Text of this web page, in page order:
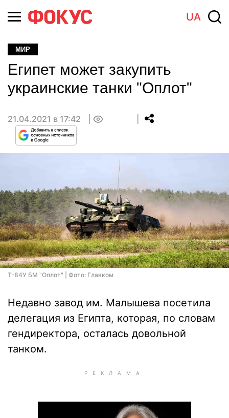
UA
МИР
Египет может закупить
украинские танки "Оплот"
21.04.2021 в 17:42
Т-84У БМ "Оплот" | Фото: Главком
Недавно завод им. Малышева посетила
делегация из Египта, которая, по словам
гендиректора, осталась довольной
танком.